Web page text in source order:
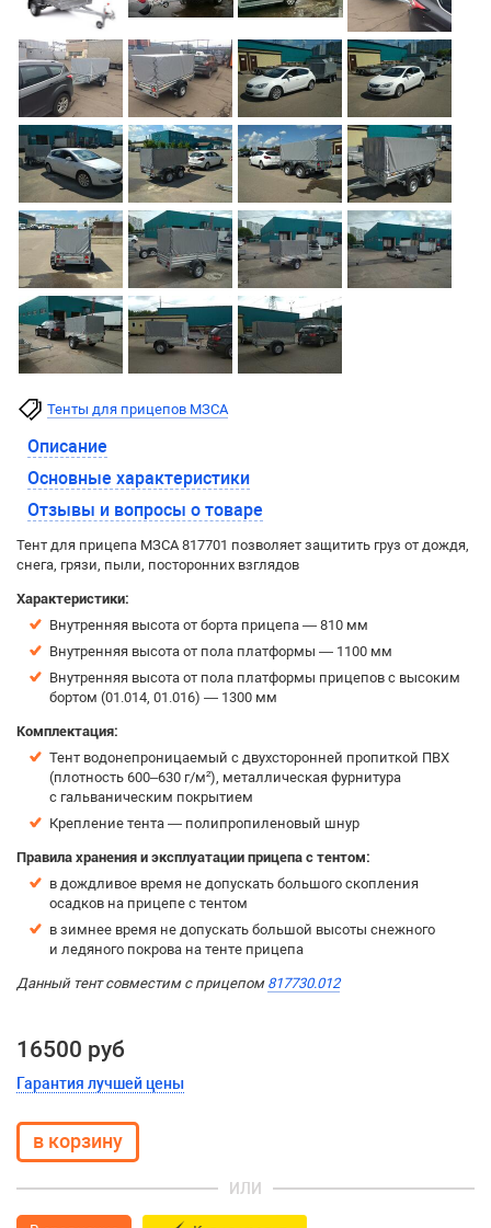
Тенты для прицепов МЗСА
Описание
Основные характеристики
Отзывы и вопросы о товаре
Тент для прицепа МЗСА 817701 позволяет защитить груз от дождя,
снега, грязи, пыли, посторонних взглядов
Характеристики:
Внутренняя высота от борта прицепа — 810 мм
Внутренняя высота от пола платформы — 1100 мм
Внутренняя высота от пола платформы прицепов с высоким
бортом (01.014, 01.016) — 1300 мм
Комплектация:
Тент водонепроницаемый с двухсторонней пропиткой ПВХ
(плотность 600–630 г/м²), металлическая фурнитура
с гальваническим покрытием
Крепление тента — полипропиленовый шнур
Правила хранения и эксплуатации прицепа с тентом:
в дождливое время не допускать большого скопления
осадков на прицепе с тентом
в зимнее время не допускать большой высоты снежного
и ледяного покрова на тенте прицепа
Данный тент совместим с прицепом 817730.012
16500 руб
Гарантия лучшей цены
ИЛИ